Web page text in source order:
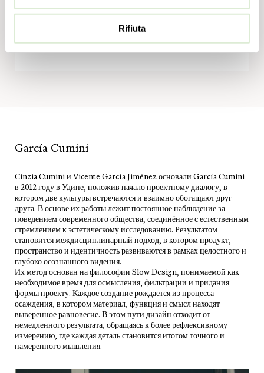
Rifiuta
García Cumini
Cinzia Cumini и Vicente García Jiménez основали García Cumini
в 2012 году в Удине, положив начало проектному диалогу, в
котором две культуры встречаются и взаимно обогащают друг
друга. В основе их работы лежит постоянное наблюдение за
поведением современного общества, соединённое с естественным
стремлением к эстетическому исследованию. Результатом
становится междисциплинарный подход, в котором продукт,
пространство и идентичность развиваются в рамках целостного и
глубоко осознанного видения.
Их метод основан на философии Slow Design, понимаемой как
необходимое время для осмысления, фильтрации и придания
формы проекту. Каждое создание рождается из процесса
осаждения, в котором материал, функция и смысл находят
выверенное равновесие. В этом пути дизайн отходит от
немедленного результата, обращаясь к более рефлексивному
измерению, где каждая деталь становится итогом точного и
намеренного мышления.